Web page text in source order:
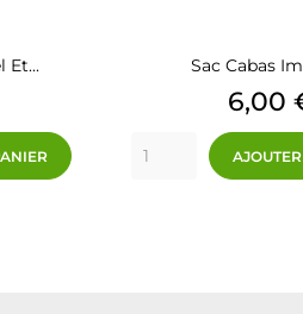
Et... Sac Cabas
Prix
6,00